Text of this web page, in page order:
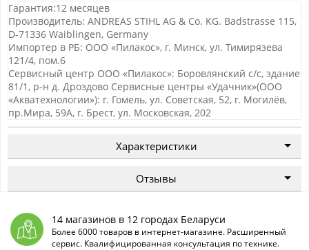
Гарантия:12 месяцев
Производитель: ANDREAS STIHL AG & Co. KG. Badstrasse 115,
D-71336 Waiblingen, Germany
Импортер в РБ: ООО «Пилакос», г. Минск, ул. Тимирязева
121/4, пом.6
Сервисный центр ООО «Пилакос»: Боровлянский с/с, здание
81/1, р-н д. Дроздово Сервисные центры «Удачник»(ООО
«Акватехнологии»): г. Гомель, ул. Советская, 52, г. Могилёв,
пр.Мира, 59А, г. Брест, ул. Московская, 202
Характеристики
Отзывы
14 магазинов в 12 городах Беларуси
Более 6000 товаров в интернет-магазине. Расширенный
сервис. Квалифицированная консультация по технике.